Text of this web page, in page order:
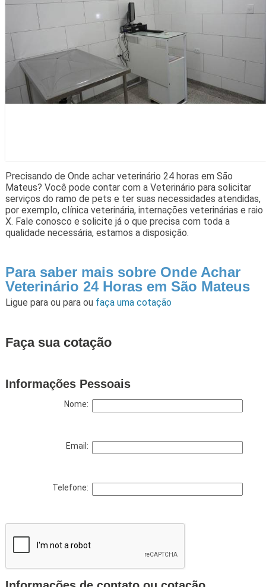
Precisando de Onde achar veterinário 24 horas em São
Mateus? Você pode contar com a Veterinário para solicitar
serviços do ramo de pets e ter suas necessidades atendidas,
por exemplo, clínica veterinária, internações veterinárias e raio
X. Fale conosco e solicite já o que precisa com toda a
qualidade necessária, estamos a disposição.
Para saber mais sobre Onde Achar
Veterinário 24 Horas em São Mateus
Ligue para ou para ou faça uma cotação
Faça sua cotação
Informações Pessoais
Nome:
Email:
Telefone: